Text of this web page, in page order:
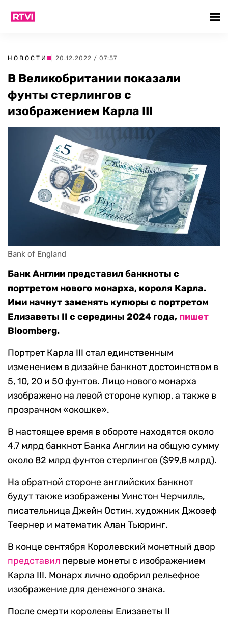
НОВОСТИ | 20.12.2022 / 07:57
В Великобритании показали
фунты стерлингов с
изображением Карла III
Bank of England
Банк Англии представил банкноты с
портретом нового монарха, короля Карла.
Ими начнут заменять купюры с портретом
Елизаветы II с середины 2024 года, пишет
Bloomberg.
Портрет Карла III стал единственным
изменением в дизайне банкнот достоинством в
5, 10, 20 и 50 фунтов. Лицо нового монарха
изображено на левой стороне купюр, а также в
прозрачном «окошке».
В настоящее время в обороте находятся около
4,7 млрд банкнот Банка Англии на общую сумму
около 82 млрд фунтов стерлингов ($99,8 млрд).
На обратной стороне английских банкнот
будут также изображены Уинстон Черчилль,
писательница Джейн Остин, художник Джозеф
Теернер и математик Алан Тьюринг.
В конце сентября Королевский монетный двор
представил первые монеты с изображением
Карла III. Монарх лично одобрил рельефное
изображение для денежного знака.
После смерти королевы Елизаветы II